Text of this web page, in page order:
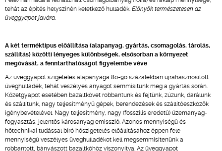
tehát az építés helyszínén keletkező hulladék. Előnyök természetesen az
üveggyapot javára.
A két terméktípus előállítása (alapanyag, gyártás, csomagolás, tárolás,
szállítás) közötti lényeges különbségek, elsősorban a környezet
megóvását, a fenntarthatóságot figyelembe véve
Az üveggyapot szigetelés alapanyaga 80-90 százalékban újrahasznosított
üveghulladék, tehát veszélyes anyagot semmisítünk meg a gyártás során.
Kőzetgyapot esetében bazaltkövet robbantunk és fejtünk, zúzunk, darálunk
és szállítunk, nagy teljesítményű gépek, berendezések és szállítóeszközök
igénybevételével. Nagy teljesítmény, nagy (fosszilis eredetű) üzemanyag-
fogyasztás, jelentős károsanyag emisszió. Azonos mennyiségű és
hőtechnikai tudással bíró hőszigetelés előállításához éppen fele
mennyiségű veszélyes üveghulladékot kell megsemmisítenünk a
robbantott, bányászott bazaltkőhöz viszonyítva. Az üveggyapot